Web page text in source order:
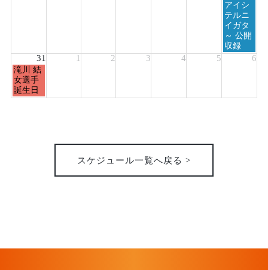
アイシ
テルニ
イガタ
～ 公開
収録
31 1 2 3 4 5 6
月
曜
日,
8
滝川 結
女選手
誕生日
スケジュール一覧へ戻る >